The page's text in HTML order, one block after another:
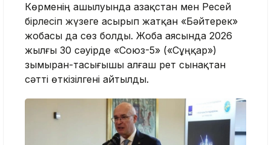
Көрменің ашылуында Қазақстан мен Ресей
бірлесіп жүзеге асырып жатқан «Бәйтерек»
жобасы да сөз болды. Жоба аясында 2026
жылғы 30 сәуірде «Союз-5» («Сұңқар»)
зымыран-тасығышы алғаш рет сынақтан
сәтті өткізілгені айтылды.